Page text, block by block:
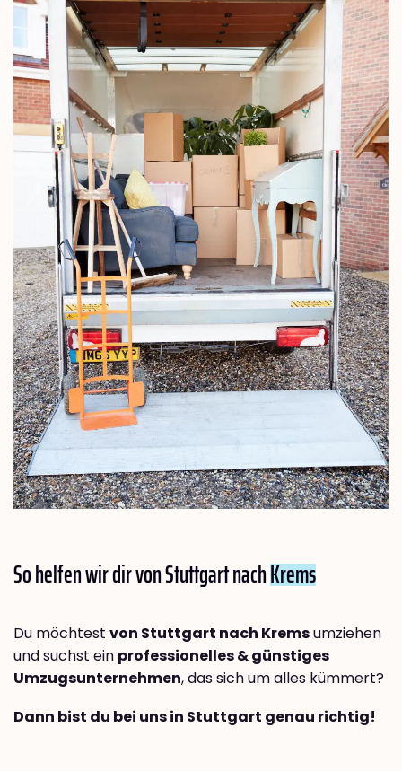
So helfen wir dir von Stuttgart nachKrems
Du möchtest von Stuttgart nach Kremsumziehen
und suchst ein professionelles & günstiges
Umzugsunternehmen, das sich um alles kümmert?
Dann bist du bei uns in Stuttgart genau richtig!